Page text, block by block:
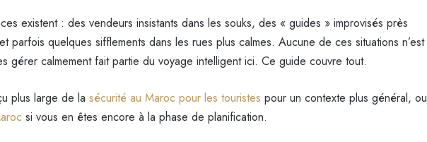
existent : des vendeurs insistants dans les souks, des « guides » improvisés près
parfois quelques sifflements dans les rues plus calmes. Aucune de ces situations n’est
gérer calmement fait partie du voyage intelligent ici. Ce guide couvre tout.
plus large de la sécurité au Maroc pour les touristes pour un contexte plus général, ou
si vous en êtes encore à la phase de planification.